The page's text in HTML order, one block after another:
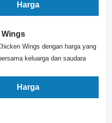
Harga
Wings
Wings dengan harga yang
keluarga dan saudara
Harga